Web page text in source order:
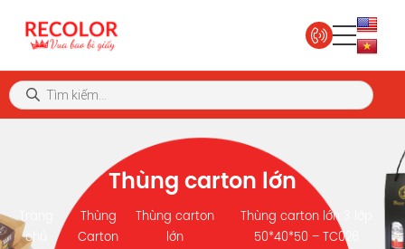
Thùng carton lớn
chủ
Thùng
Carton
Thùng carton
lớn
Thùng carton lớn 3 lớp
50*40*50 – TC026